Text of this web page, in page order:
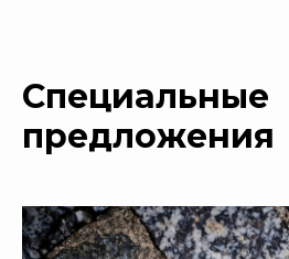
Специальные
предложения